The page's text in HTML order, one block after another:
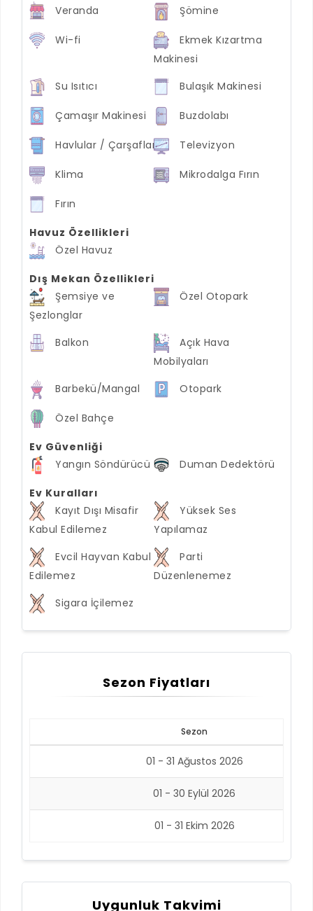
Veranda Şömine
Wi-fi
Ekmek Kızartma
Makinesi
Su Isıtıcı
Bulaşık Makinesi
Çamaşır Makinesi Buzdolabı
Havlular / Çarşaflar Televizyon
Klima Mikrodalga Fırın
Fırın
Havuz Özellikleri
Özel Havuz
Dış Mekan Özellikleri
Şemsiye ve
Şezlonglar
Özel Otopark
Balkon
Açık Hava
Mobilyaları
Barbekü/Mangal
Otopark
Özel Bahçe
Ev Güvenliği
Yangın Söndürücü
Duman Dedektörü
Ev Kuralları
Kayıt Dışı Misafir
Kabul Edilemez
Yüksek Ses
Yapılamaz
Evcil Hayvan Kabul
Edilemez
Parti
Düzenlenemez
Sigara İçilemez
Sezon Fiyatları
Sezon
01 - 31 Ağustos 2026
01 - 30 Eylül 2026
01 - 31 Ekim 2026
Uygunluk Takvimi